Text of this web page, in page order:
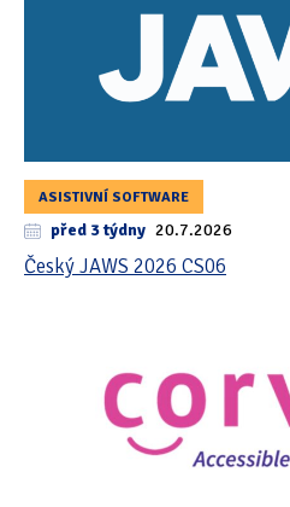
ASISTIVNÍ SOFTWARE
před 3 týdny 20.7.2026
Český JAWS 2026 CS06